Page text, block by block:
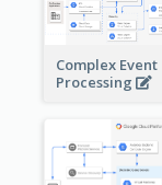
Complex Event
Processing